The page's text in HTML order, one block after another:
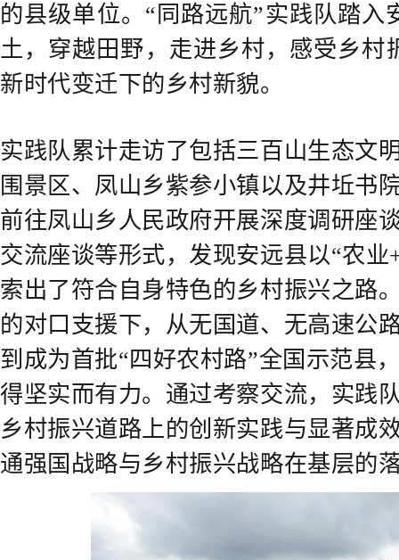
的县级单位。“同路远航”实践队踏入
土，穿越田野，走进乡村，感受乡村
新时代变迁下的乡村新貌。
实践队累计走访了包括三百山生态文
围景区、凤山乡紫参小镇以及井坵书
前往凤山乡人民政府开展深度调研座
交流座谈等形式，发现安远县以“农业
索出了符合自身特色的乡村振兴之路
的对口支援下，从无国道、无高速公
到成为首批“四好农村路”全国示范县
得坚实而有力。通过考察交流，实践
乡村振兴道路上的创新实践与显著成
通强国战略与乡村振兴战略在基层的